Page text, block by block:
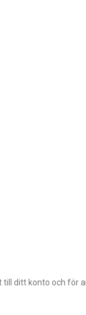
ditt konto och för